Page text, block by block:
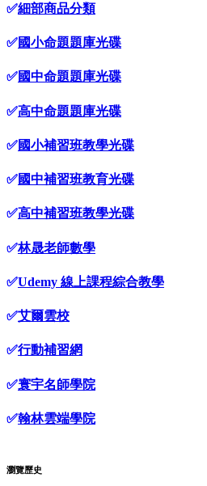
✅細部商品分類
✅國小命題題庫光碟
✅國中命題題庫光碟
✅高中命題題庫光碟
✅國小補習班教學光碟
✅國中補習班教育光碟
✅高中補習班教學光碟
✅林晟老師數學
✅Udemy 線上課程綜合教學
✅艾爾雲校
✅行動補習網
✅寰宇名師學院
✅翰林雲端學院
瀏覽歷史